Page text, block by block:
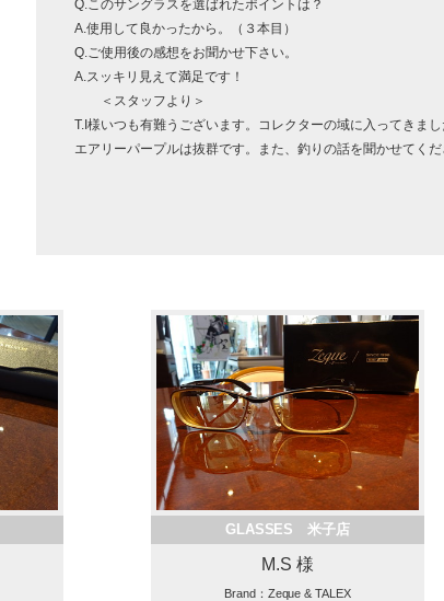
Q.このサングラスを選ばれたポイントは？
A.使用して良かったから。（３本目）
Q.ご使用後の感想をお聞かせ下さい。
A.スッキリ見えて満足です！
＜スタッフより＞
T.I様いつも有難うございます。コレクターの域に入ってきま
エアリーパープルは抜群です。また、釣りの話を聞かせてくだ
GLASSES 米子店
M.S 様
Brand：Zeque & TALEX